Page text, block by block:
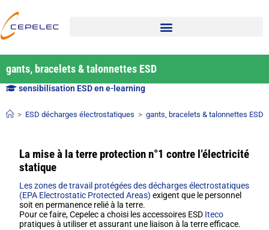
gants, bracelets & talonnettes ESD
sensibilisation ESD en e-learning
> ESD décharges électrostatiques > gants, bracelets & talonnettes ESD
La mise à la terre protection n°1 contre l’électricité
statique
Les zones de travail protégées des décharges électrostatiques
(EPA Electrostatic Protected Areas)exigent que le personnel
soit en permanence relié à la terre.
Pour ce faire, Cepelec a choisi les accessoires ESD Iteco
pratiques à utiliser et assurant une liaison à la terre efficace.